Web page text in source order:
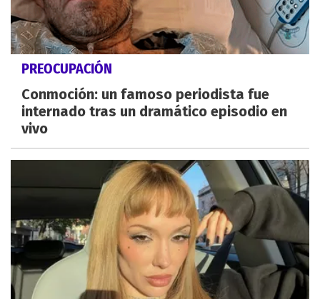
PREOCUPACIÓN
Conmoción: un famoso periodista fue
internado tras un dramático episodio en
vivo